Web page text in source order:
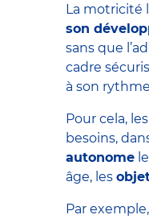
La motricité
son
sans que
cadre
à son
Pour cela,
besoins,
autonome le
âge, les
Par